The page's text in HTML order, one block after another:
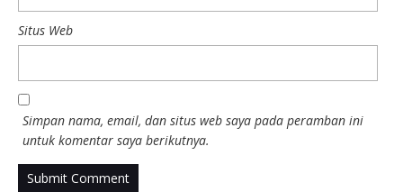
Situs Web
Simpan nama, email, dan situs web saya pada peramban ini
untuk komentar saya berikutnya.